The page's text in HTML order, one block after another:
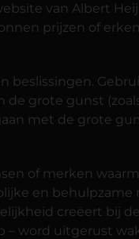
van Albert
prijzen of
beslissingen.
de grote gunst
met de grote
of merken
en
creëert bij
– word uitgerust